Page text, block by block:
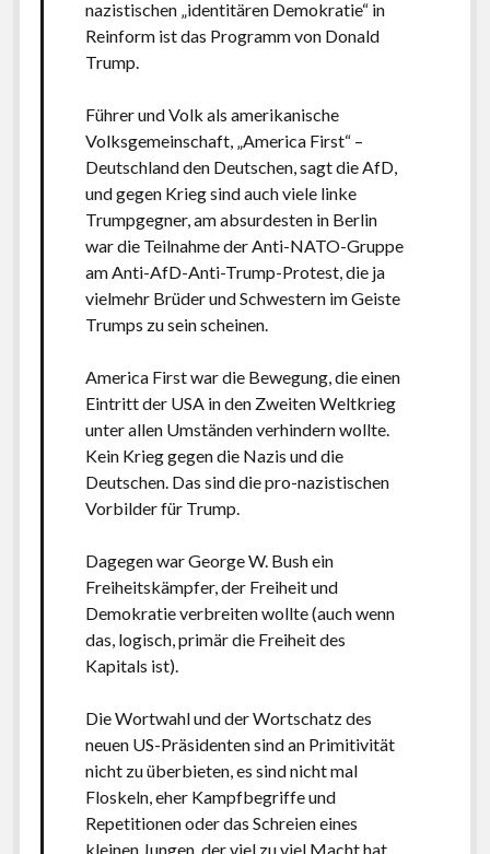
nazistischen „identitären Demokratie“ in
Reinform ist das Programm von Donald
Trump.
Führer und Volk als amerikanische
Volksgemeinschaft, „America First“ –
Deutschland den Deutschen, sagt die AfD,
und gegen Krieg sind auch viele linke
Trumpgegner, am absurdesten in Berlin
war die Teilnahme der Anti-NATO-Gruppe
am Anti-AfD-Anti-Trump-Protest, die ja
vielmehr Brüder und Schwestern im Geiste
Trumps zu sein scheinen.
America First war die Bewegung, die einen
Eintritt der USA in den Zweiten Weltkrieg
unter allen Umständen verhindern wollte.
Kein Krieg gegen die Nazis und die
Deutschen. Das sind die pro-nazistischen
Vorbilder für Trump.
Dagegen war George W. Bush ein
Freiheitskämpfer, der Freiheit und
Demokratie verbreiten wollte (auch wenn
das, logisch, primär die Freiheit des
Kapitals ist).
Die Wortwahl und der Wortschatz des
neuen US-Präsidenten sind an Primitivität
nicht zu überbieten, es sind nicht mal
Floskeln, eher Kampfbegriffe und
Repetitionen oder das Schreien eines
kleinen Jungen, der viel zu viel Macht hat.